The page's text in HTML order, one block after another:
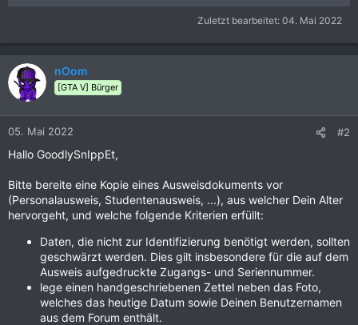
Zuletzt bearbeitet: 04. Mai 2022
nOom
[GTA V] Bürger
05. Mai 2022 #2
Hallo GoodlySnIppEt,
Bitte bereite eine Kopie eines Ausweisdokuments vor
(Personalausweis, Studentenausweis, ...), aus welcher Dein Alter
hervorgeht, und welche folgende Kriterien erfüllt:
Daten, die nicht zur Identifizierung benötigt werden, sollten
geschwärzt werden. Dies gilt insbesondere für die auf dem
Ausweis aufgedruckte Zugangs- und Seriennummer.
lege einen handgeschriebenen Zettel neben das Foto,
welches das heutige Datum sowie Deinen Benutzernamen
aus dem Forum enthält.